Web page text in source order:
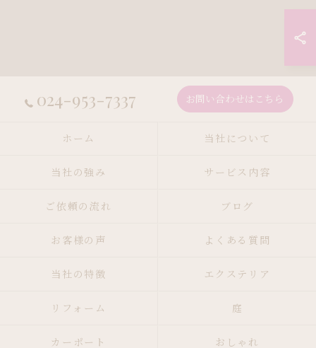
024-953-7337 お問い合わせはこちら
ホーム 当社について
当社の強み サービス内容
ご依頼の流れ ブログ
お客様の声 よくある質問
当社の特徴 エクステリア
リフォーム 庭
カーポート おしゃれ